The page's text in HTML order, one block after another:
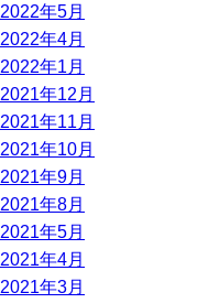
2022年5月
2022年4月
2022年1月
2021年12月
2021年11月
2021年10月
2021年9月
2021年8月
2021年5月
2021年4月
2021年3月